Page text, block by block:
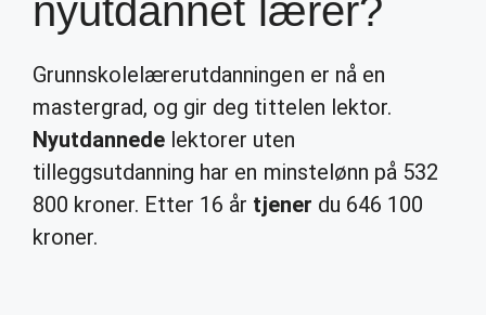
nyutdannet lærer?
Grunnskolelærerutdanningen er nå en
mastergrad, og gir deg tittelen lektor.
Nyutdannede lektorer uten
tilleggsutdanning har en minstelønn på 532
800 kroner. Etter 16 år tjener du 646 100
kroner.